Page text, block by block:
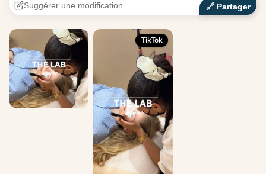
🔗‍️ Partager
Suggérer une modification
TikTok